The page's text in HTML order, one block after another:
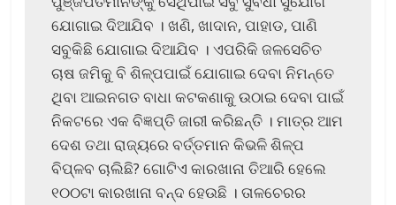
ଯୋଗାଇ ଦିଆଯିବ । ଖଣି, ଖାଦାନ, ପାହାଡ, ପାଣି
ସବୁକିଛି ଯୋଗାଇ ଦିଆଯିବ । ଏପରିକି ଜଳସେଚିତ
ଚାଷ ଜମିକୁ ବି ଶିଳ୍ପପାଇଁ ଯୋଗାଇ ଦେବା ନିମନ୍ତେ
ଥିବା ଆଇନଗତ ବାଧା କଟକଣାକୁ ଉଠାଇ ଦେବା ପାଇଁ
ନିକଟରେ ଏକ ବିଜ୍ଞପ୍ତି ଜାରୀ କରିଛନ୍ତି । ମାତ୍ର ଆମ
ଦେଶ ତଥା ରାଜ୍ୟରେ ବର୍ତ୍ତମାନ କିଭଳି ଶିଳ୍ପ
ବିପ୍ଳବ ଚାଲିଛି? ଗୋଟିଏ କାରଖାନା ତିଆରି ହେଲେ
୧୦୦ଟା କାରଖାନା ବନ୍ଦ ହେଉଛି । ତାଳଚେରର